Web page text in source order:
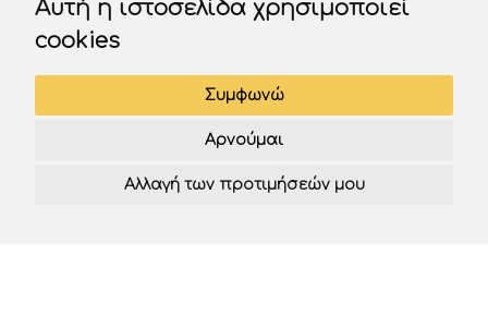
Αυτή η ιστοσελίδα χρησιμοποιεί
cookies
Συμφωνώ
Αρνούμαι
Αλλαγή των προτιμήσεών μου
ΔΊΠΛΩΜΑ ΟΔΉΓΗΣΗΣ
Επίσημα βιβλία του Κ.Ο.Κ
Test K.O.K. Υπουργείου